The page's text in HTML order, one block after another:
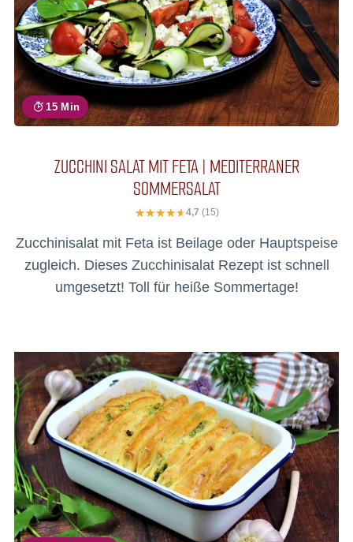
15 Min
ZUCCHINI SALAT MIT FETA | MEDITERRANER
SOMMERSALAT
4,7 (15)
Zucchinisalat mit Feta ist Beilage oder Hauptspeise
zugleich. Dieses Zucchinisalat Rezept ist schnell
umgesetzt! Toll für heiße Sommertage!